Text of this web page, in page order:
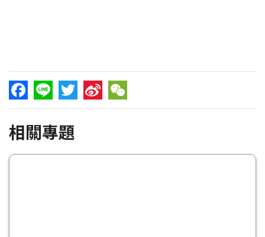
Facebook
Line TwitterSina WeChat
相關專題